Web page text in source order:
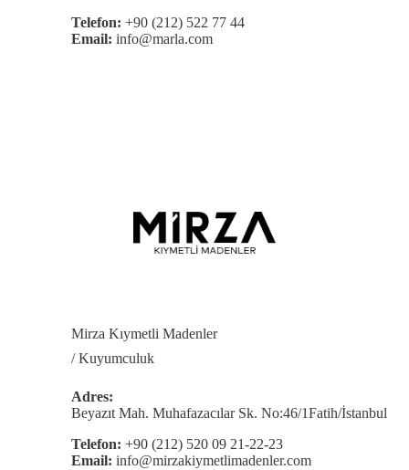
Telefon: +90 (212) 522 77 44
Email: info@marla.com
Mirza Kıymetli Madenler
/ Kuyumculuk
Adres:
Beyazıt Mah. Muhafazacılar Sk. No:46/1Fatih/İstanbul
Telefon: +90 (212) 520 09 21-22-23
Email: info@mirzakiymetlimadenler.com